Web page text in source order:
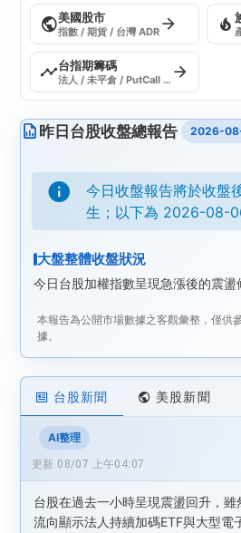
美國股市
指數 / 期貨 / 台灣 ADR
台指期籌碼
法人 / 未平倉 / PutCall / VIX
台股新聞 美股新聞
AI整理
更新 08/07 上午04:07
台股在過去一小時呈現震盪回升，
流向顯示法人持續加碼ETF與大型電
昨日台股收盤總報告 2026-
今日收盤報告將於收盤
生；以下為 2026-08-
大盤整體收盤狀況
今日台股加權指數呈現急漲後的震盪
本報告為公開市場數據之客觀彙整，僅供
據。